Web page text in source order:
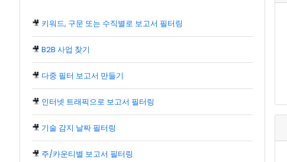
🎥 키워드, 구문 또는 수직별로 보고서 필터링
🎥 B2B 사업 찾기
🎥 다중 필터 보고서 만들기
🎥 인터넷 트래픽으로 보고서 필터링
🎥 기술 감지 날짜 필터링
🎥 주/카운티별 보고서 필터링